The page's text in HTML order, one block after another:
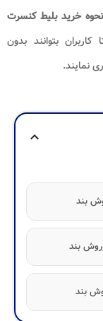
نحوه خرید بلیط کنسرت
کاربران بتوانند بدون
نمایند.
expand_more